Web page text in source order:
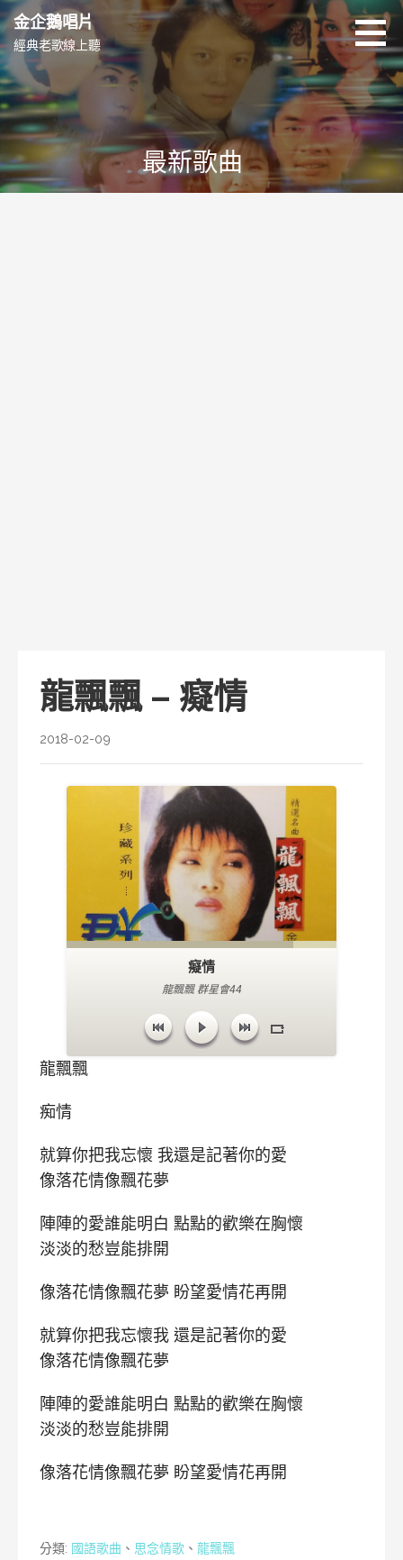
跳
至
主
要
內
容
金企鵝唱片
經典老歌線上聽
最新歌曲
龍飄飄 – 癡情
2018-02-09
癡情
龍飄飄 群星會44
龍飄飄
痴情
就算你把我忘懷 我還是記著你的愛
像落花情像飄花夢
陣陣的愛誰能明白 點點的歡樂在胸懷
淡淡的愁豈能排開
像落花情像飄花夢 盼望愛情花再開
就算你把我忘懷我 還是記著你的愛
像落花情像飄花夢
陣陣的愛誰能明白 點點的歡樂在胸懷
淡淡的愁豈能排開
像落花情像飄花夢 盼望愛情花再開
分類: 國語歌曲 、 思念情歌 、 龍飄飄